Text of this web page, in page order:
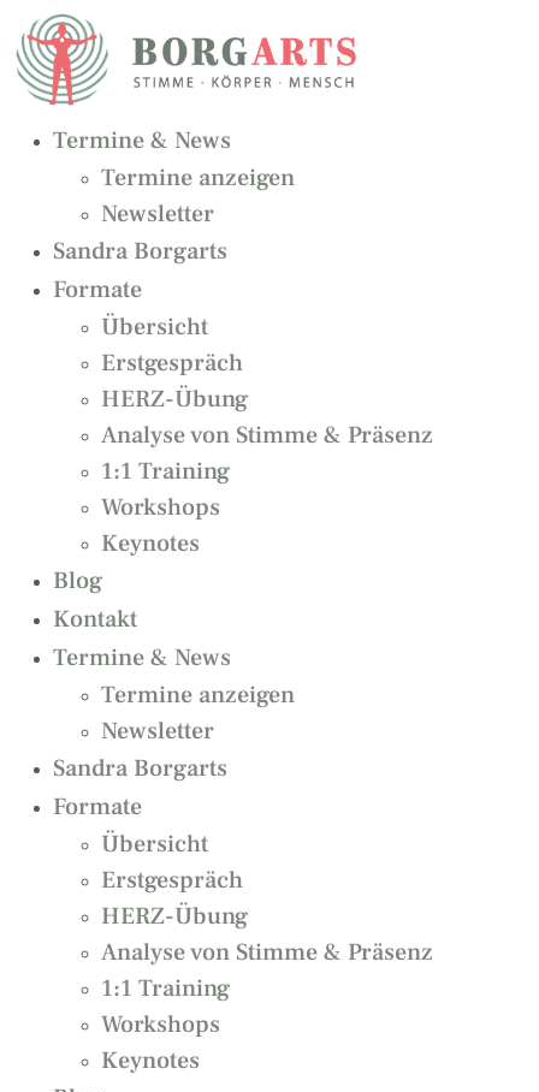
Inhalt
springen
Termine & News
Termine anzeigen
Newsletter
Sandra Borgarts
Formate
Übersicht
Erstgespräch
HERZ-Übung
Analyse von Stimme & Präsenz
1:1 Training
Workshops
Keynotes
Blog
Kontakt
Termine & News
Termine anzeigen
Newsletter
Sandra Borgarts
Formate
Übersicht
Erstgespräch
HERZ-Übung
Analyse von Stimme & Präsenz
1:1 Training
Workshops
Keynotes